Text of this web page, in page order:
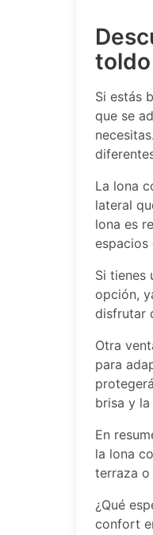
Si estás
que se
La lona
lateral
lona es
espacios
Si tienes
opción,
disfrutar
Otra
para
brisa y
En
la lona
terraza o
¿Qué
confort